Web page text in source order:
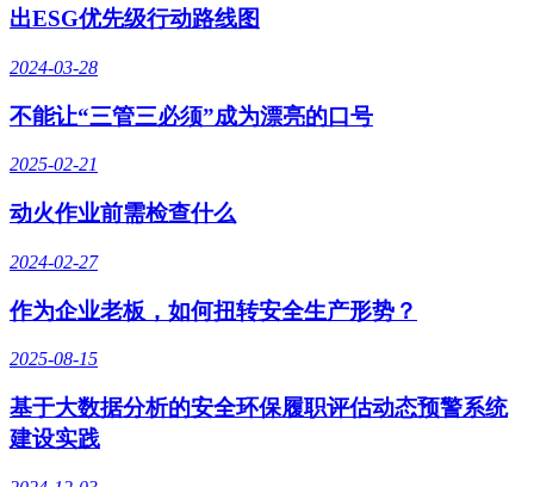
出ESG优先级行动路线图
2024-03-28
不能让“三管三必须”成为漂亮的口号
2025-02-21
动火作业前需检查什么
2024-02-27
作为企业老板，如何扭转安全生产形势？
2025-08-15
基于大数据分析的安全环保履职评估动态预警系统
建设实践